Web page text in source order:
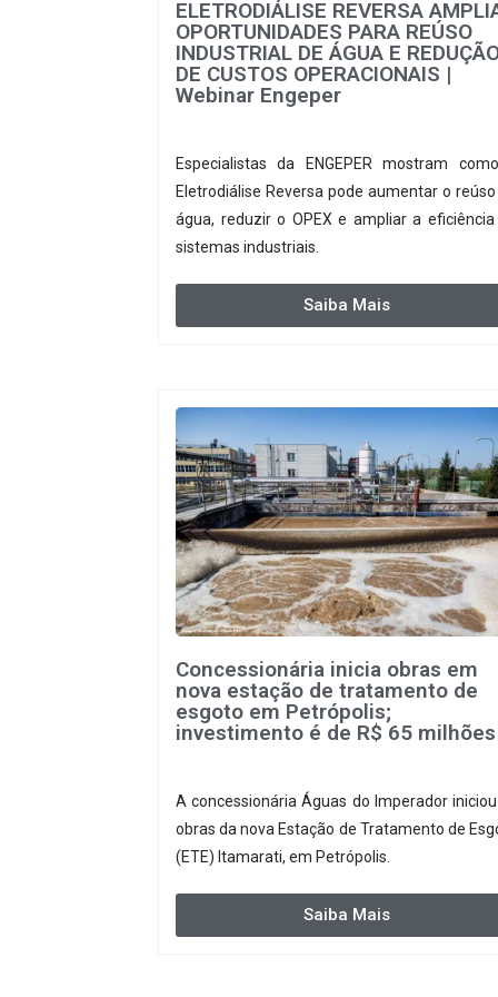
ELETRODIÁLISE REVERSA
OPORTUNIDADES PARA REÚSO
INDUSTRIAL DE ÁGUA E
DE CUSTOS OPERACIONAIS |
Webinar Engeper
Especialistas da ENGEPER mostram
Eletrodiálise Reversa pode aumentar o
água, reduzir o OPEX e ampliar a
sistemas industriais.
Saiba Mais
Concessionária inicia obras em
nova estação de tratamento de
esgoto em Petrópolis;
investimento é de R$ 65 milhões
A concessionária Águas do Imperador
obras da nova Estação de Tratamento de
(ETE) Itamarati, em Petrópolis.
Saiba Mais